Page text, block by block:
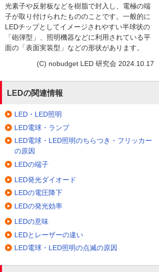
光素子や反射板などを樹脂で封入し、電極の端
子が取り付けられたもののことです。一般的に
LEDチップとしてイメージされやすい半球状の
「砲弾型」、照明機器などに利用されている平
面の「表面実装型」などの形状があります。
(C) nobudget LED 研究会 2024.10.17
LEDの関連情報
LED・LED照明
LED電球・ランプ
LED電球・LED照明のちらつき・フリッカー
の原因
LEDの端子
LED発光ダイオード
LEDの電圧降下
LEDの発光効率
LEDの意味
LEDとレーザーの違い
LED電球・LED照明の点滅の原因